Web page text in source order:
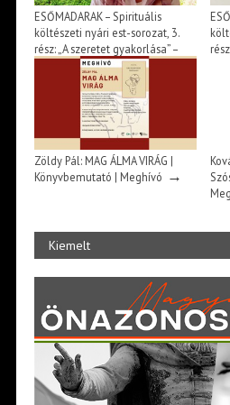
ESŐMADARAK – Spirituális
költészeti nyári est-sorozat, 3.
rész: „A szeretet gyakorlása” –
szvámí Tírtha Fekete könyve –
Beszélgetés Ősz Szabó Évával |
→
Zöldy Pál: MAG ÁLMA VIRÁG |
Könyvbemutató | Meghívó →
Kiemelt